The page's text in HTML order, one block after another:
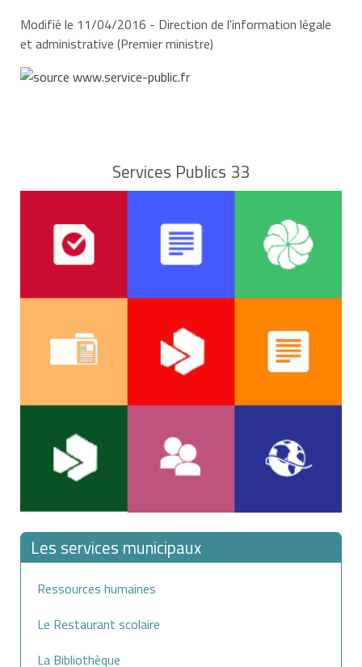
cette aide remplace le complément d'allocation pour
adultes handicapés (AAH) depuis juillet 2005. Il n'y a
donc plus d'ouverture de droits au complément d'AAH.
Toutefois, les anciens bénéficiaires peuvent continuer
Modifié le 11/04/2016 - Direction de l'information légale
et administrative (Premier ministre)
Services Publics 33
Les services municipaux
Ressources humaines
Le Restaurant scolaire
La Bibliothèque